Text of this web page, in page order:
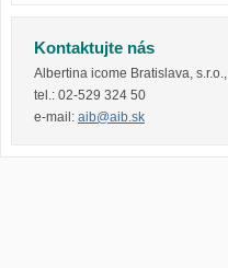
Kontaktujte nás
Albertina icome Bratislava, s.r.o.,
tel.: 02-529 324 50
e-mail: aib@aib.sk